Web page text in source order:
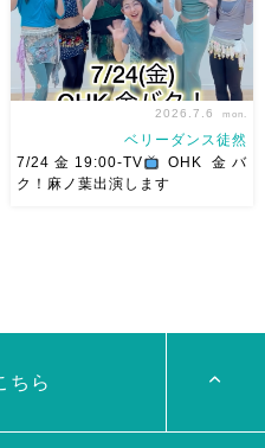
ました
どんなふうに紹介され
ていただけるそう […]
2026.7.6 mon.
ベリーダンス徒然
7/24金19:00-TV
OHK 金バ
ク！麻ノ葉出演します
ちら